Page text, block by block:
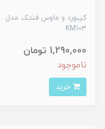
کیبورد و ماوس فنتک مدل
KM103
1,290,000 تومان
ناموجود